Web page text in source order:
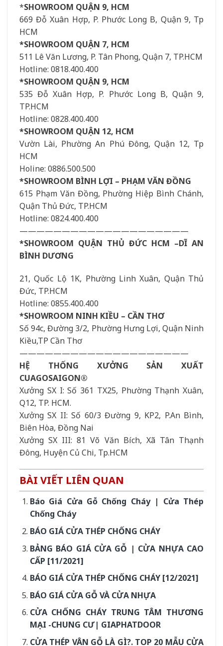
*SHOWROOM QUẬN 9, HCM
669 Đỗ Xuân Hợp, P. Phước Long B, Quận 9, Tp
HCM
*SHOWROOM QUẬN 7, HCM
511 Lê Văn Lương, P. Tân Phong, Quận 7, TP.HCM
Hotline: 0818.400.400
*SHOWROOM QUẬN 9, HCM
535 Đỗ Xuân Hợp, P. Phước Long B, Quận 9,
TP.HCM
Hotline: 0828.400.400
*SHOWROOM QUẬN 12, HCM
Vườn Lài, Phường An Phú Đông, Quận 12, Tp
HCM
Holine: 0886.500.500
*SHOWROOM BÌNH LỢI – PHẠM VĂN ĐỒNG
615 Phạm Văn Đồng, Phường Hiệp Bình Chánh,
Quận Thủ Đức, TP.HCM
Hotline: 0824.400.400
————————————————————
*SHOWROOM QUẬN THỦ ĐỨC HCM –DĨ AN
BÌNH DƯƠNG
21, Quốc Lộ 1K, Phường Linh Xuân, Quận Thủ
Đức, TP.HCM
Hotline: 0855.400.400
*SHOWROOM NINH KIỀU – CẦN THƠ
Số 94c, Đường 3/2, Phường Hưng Lợi, Quận Ninh
Kiều,TP Cần Thơ
————————————————————
HỆ THỐNG XƯỞNG SẢN XUẤT
CUAGOSAIGON®
Xưởng SX I: Số 361 TX25, Phường Thạnh Xuân,
Q12, TP. HCM.
Xưởng SX II: Số 60/3 Đường 9, KP2, P.An Bình,
Biên Hòa, Đồng Nai
Xưởng SX III: 81 Võ Văn Bích, Xã Tân Thạnh
Đông, Huyện Củ Chi, Tp.HCM
BÀI VIẾT LIÊN QUAN
Báo Giá Cửa Gỗ Chống Cháy | Cửa Thép
Chống Cháy
BÁO GIÁ CỬA THÉP CHỐNG CHÁY
BẢNG BÁO GIÁ CỬA GỖ | CỬA NHỰA CAO
CẤP [11/2021]
BÁO GIÁ CỬA THÉP CHỐNG CHÁY [12/2021]
BÁO GIÁ CỬA GỖ VÀ CỬA NHỰA
CỬA CHỐNG CHÁY TRUNG TÂM THƯƠNG
MẠI -CHUNG CƯ| GIAPHATDOOR
CỬA THÉP VÂN GỖ LÀ GÌ?. TOP 20 MẪU CỬA